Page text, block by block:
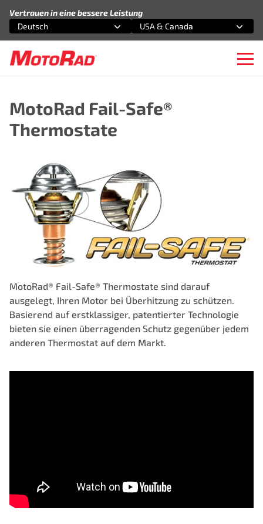
Vertrauen in eine bessere Leistung
Wählen Sie eine Option
Deutsch
Wählen Sie eine Option
USA & Canada
MotoRad Fail-Safe®
Thermostate
MotoRad® Fail-Safe® Thermostate sind darauf
ausgelegt, Ihren Motor bei Überhitzung zu schützen.
Basierend auf erstklassiger, patentierter Technologie
bieten sie einen überragenden Schutz gegenüber jedem
anderen Thermostat auf dem Markt.